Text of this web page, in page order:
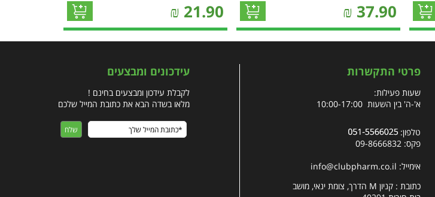
37.90
₪
21.90
₪
פרטי התקשרות
שעות פעילות:
א'-ה' בין השעות 10:00-17:00
טלפון:
פקס: 09-8666832
אימייל: info@clubpharm.co.il
כתובת : קניון M הדרך, צומת ינאי, מושב
עידכונים ומבצעים
לקבלת עידכון ומבצעים בחינם !
מלאו בשדה הבא את כתובת המייל שלכם